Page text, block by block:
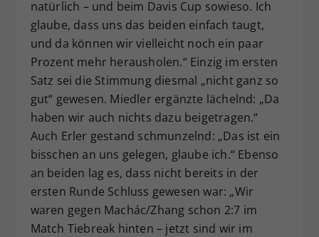
natürlich – und beim Davis Cup sowieso. Ich
glaube, dass uns das beiden einfach taugt,
und da können wir vielleicht noch ein paar
Prozent mehr herausholen.“ Einzig im ersten
Satz sei die Stimmung diesmal „nicht ganz so
gut“ gewesen. Miedler ergänzte lächelnd: „Da
haben wir auch nichts dazu beigetragen.“
Auch Erler gestand schmunzelnd: „Das ist ein
bisschen an uns gelegen, glaube ich.“ Ebenso
an beiden lag es, dass nicht bereits in der
ersten Runde Schluss gewesen war: „Wir
waren gegen Machác/Zhang schon 2:7 im
Match Tiebreak hinten – jetzt sind wir im